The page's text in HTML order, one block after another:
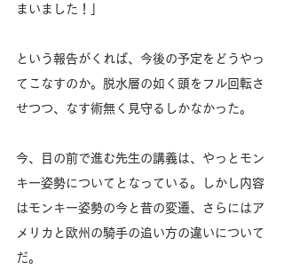
まいました！」
という報告がくれば、今後の予定をどうやっ
てこなすのか。脱水層の如く頭をフル回転さ
せつつ、なす術無く見守るしかなかった。
今、目の前で進む先生の講義は、やっとモン
キー姿勢についてとなっている。しかし内容
はモンキー姿勢の今と昔の変遷、さらにはア
メリカと欧州の騎手の追い方の違いについて
だ。